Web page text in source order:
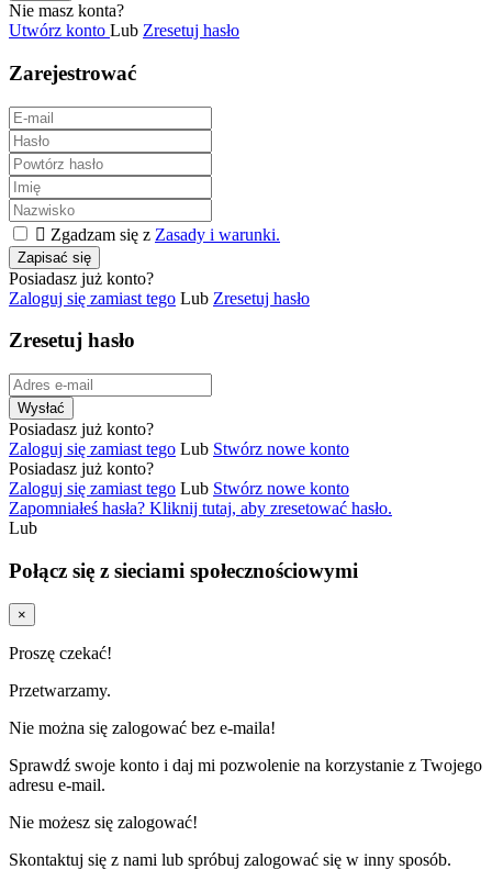
Nie masz konta?
Utwórz konto Lub Zresetuj hasło
Zarejestrować
 Zgadzam się z Zasady i warunki.
Zapisać się
Posiadasz już konto?
Zaloguj się zamiast tego Lub Zresetuj hasło
Zresetuj hasło
Wysłać
Posiadasz już konto?
Zaloguj się zamiast tego Lub Stwórz nowe konto
Posiadasz już konto?
Zaloguj się zamiast tego Lub Stwórz nowe konto
Zapomniałeś hasła? Kliknij tutaj, aby zresetować hasło.
Lub
Połącz się z sieciami społecznościowymi
×
Proszę czekać!
Przetwarzamy.
Nie można się zalogować bez e-maila!
Sprawdź swoje konto i daj mi pozwolenie na korzystanie z Twojego
adresu e-mail.
Nie możesz się zalogować!
Skontaktuj się z nami lub spróbuj zalogować się w inny sposób.